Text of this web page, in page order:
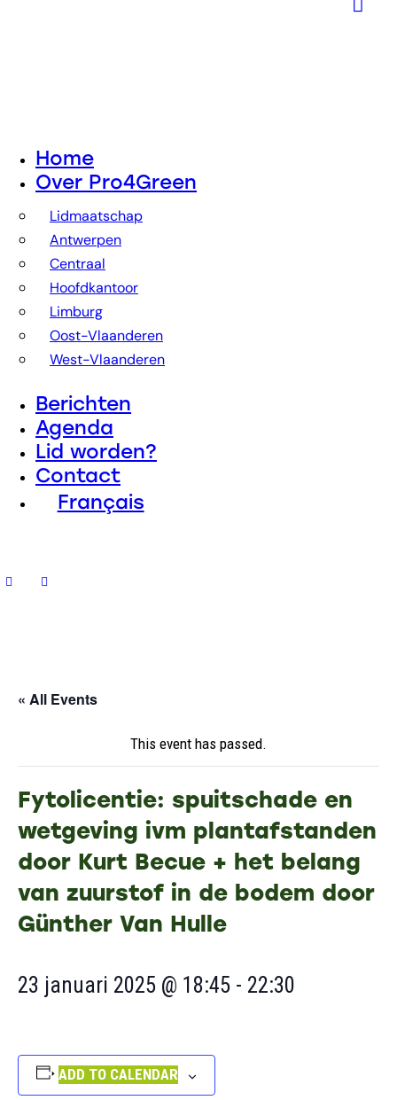
Home
Over Pro4Green
Lidmaatschap
Antwerpen
Centraal
Hoofdkantoor
Limburg
Oost-Vlaanderen
West-Vlaanderen
Berichten
Agenda
Lid worden?
Contact
Français
« All Events
This event has passed.
Fytolicentie: spuitschade en
wetgeving ivm plantafstanden
door Kurt Becue + het belang
van zuurstof in de bodem door
Günther Van Hulle
23 januari 2025 @ 18:45 - 22:30
ADD TO CALENDAR